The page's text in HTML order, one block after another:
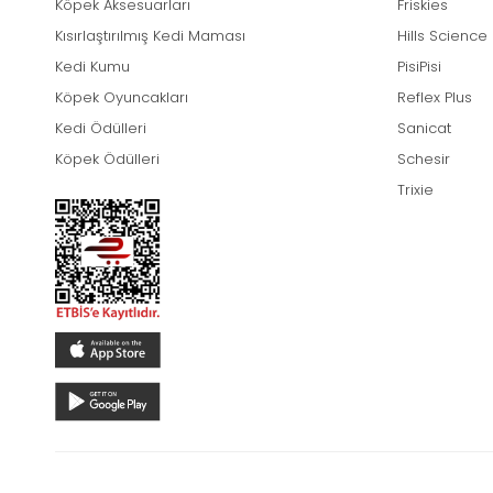
Köpek Aksesuarları
Kısırlaştırılmış Kedi Maması
Kedi Kumu
Köpek Oyuncakları
Kedi Ödülleri
Köpek Ödülleri
Friskies
Hills Science
PisiPisi
Reflex Plus
Sanicat
Schesir
Trixie